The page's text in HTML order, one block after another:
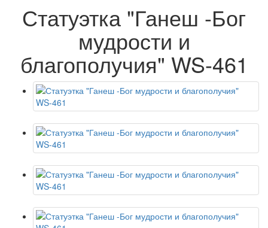
Статуэтка "Ганеш -Бог
мудрости и
благополучия" WS-461